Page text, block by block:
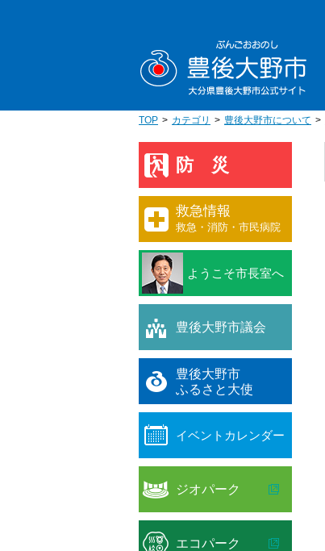
移
TOP カテゴリ 豊後大野市について
防災
救急情報
救急・消防・市民病院
ようこそ市長室へ
豊後大野市議会
豊後大野市
ふるさと大使
イベントカレンダー
ジオパーク
エコパーク